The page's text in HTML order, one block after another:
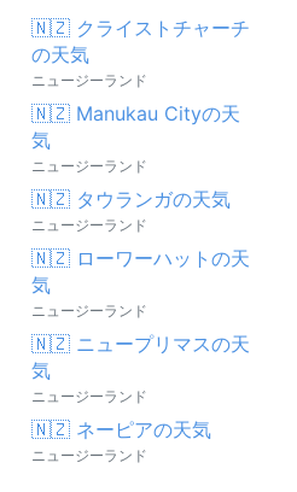
🇳🇿 クライストチャーチ
の天気
ニュージーランド
🇳🇿 Manukau Cityの天
気
ニュージーランド
🇳🇿 タウランガの天気
ニュージーランド
🇳🇿 ローワーハットの天
気
ニュージーランド
🇳🇿 ニュープリマスの天
気
ニュージーランド
🇳🇿 ネーピアの天気
ニュージーランド